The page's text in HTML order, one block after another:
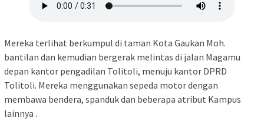
Mereka terlihat berkumpul di taman Kota Gaukan Moh.
bantilan dan kemudian bergerak melintas di jalan Magamu
depan kantor pengadilan Tolitoli, menuju kantor DPRD
Tolitoli. Mereka menggunakan sepeda motor dengan
membawa bendera, spanduk dan beberapa atribut Kampus
lainnya .